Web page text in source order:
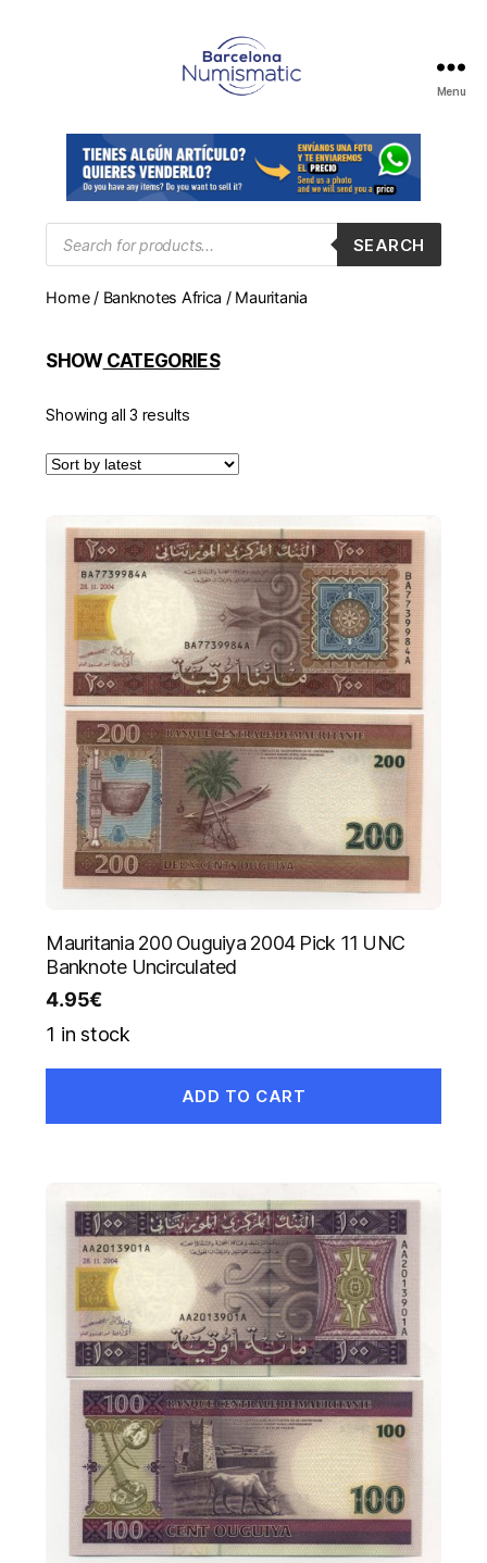
en
Barcelona
para
comprar
y
monedas,
Menu
search
SEARCH
Home/ Banknotes Africa / Mauritania
SHOWCATEGORIES
Showing all 3 results
Mauritania 200 Ouguiya 2004 Pick 11 UNC
Banknote Uncirculated
4.95€
1 in stock
ADD TO CART